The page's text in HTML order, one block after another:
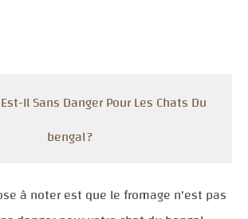
Il Sans Danger Pour Les Chats Du
bengal ?
à noter est que le fromage n'est pas